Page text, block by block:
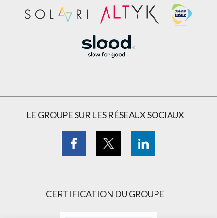
LE GROUPE SUR LES RÉSEAUX SOCIAUX
CERTIFICATION DU GROUPE